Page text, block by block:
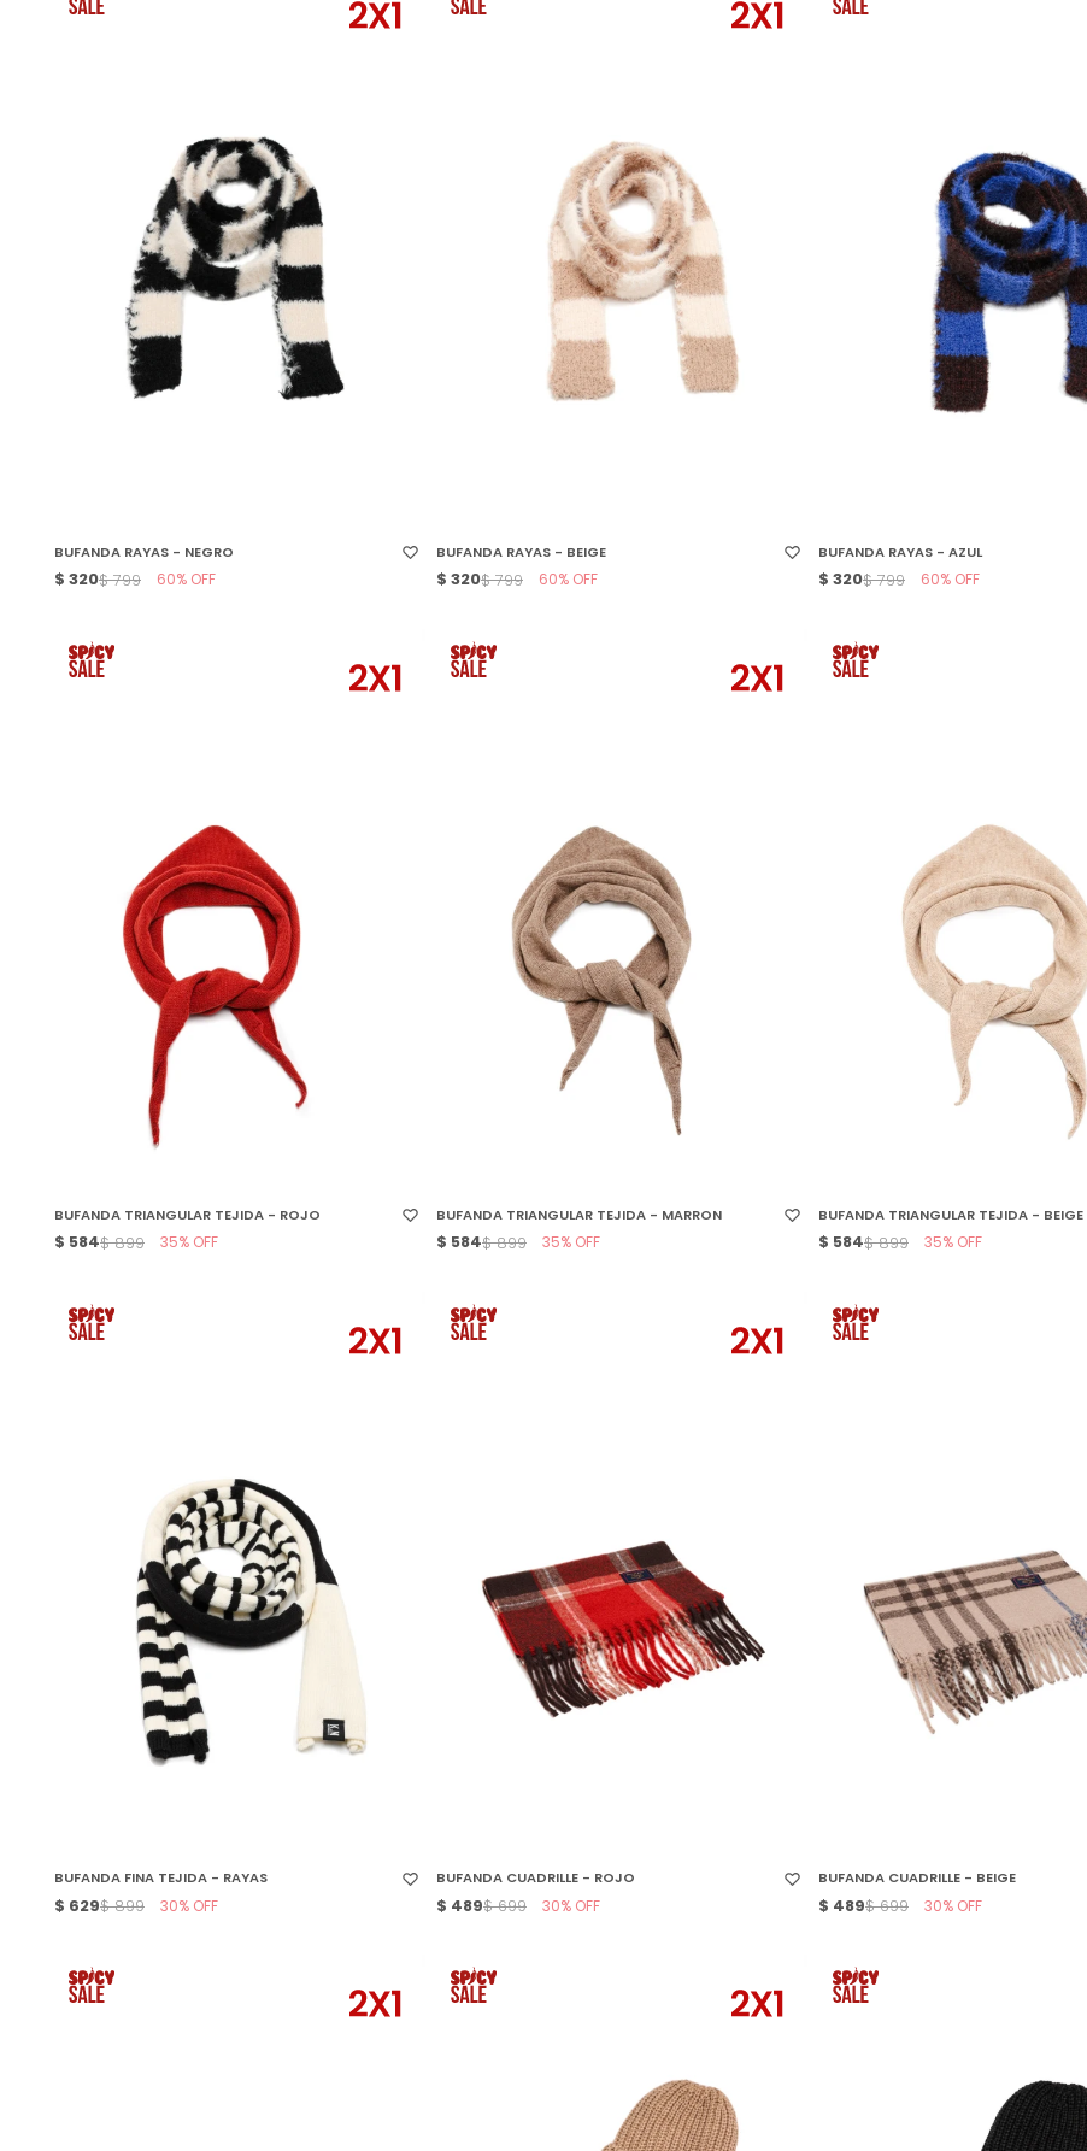
BUFANDA RAYAS - NEGRO
$ 320$ 799 60
BUFANDA RAYAS - BEIGE
$ 320$ 799 60
BUFANDA RAYAS - AZUL
$ 320$ 799 60
SELECCIONAR TALLE
BUFANDA TRIANGULAR TEJIDA - ROJO
$ 584$ 899 35
BUFANDA TRIANGULAR TEJIDA - MARRON
$ 584$ 899 35
BUFANDA TRIANGULAR TEJIDA - BEIGE
$ 584$ 899 35
BUFANDA FINA TEJIDA - RAYAS
$ 629$ 899 30
BUFANDA CUADRILLE - ROJO
$ 489$ 699 30
BUFANDA CUADRILLE - BEIGE
$ 489$ 699 30